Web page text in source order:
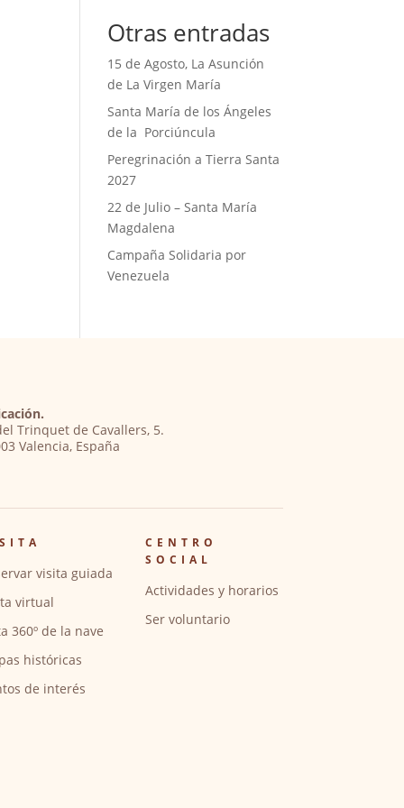
Otras entradas
15 de Agosto, La Asunción
de La Virgen María
Santa María de los Ángeles
de la Porciúncula
Peregrinación a Tierra Santa
2027
22 de Julio – Santa María
Magdalena
Campaña Solidaria por
Venezuela
Trinquet de Cavallers, 5.
Valencia, España
visita guiada
virtual
360º de la nave
históricas
de interés
CENTRO
SOCIAL
Actividades y horarios
Ser voluntario